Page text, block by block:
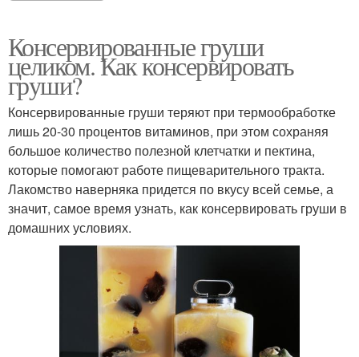
Консервированные груши
целиком. Как консервировать
груши?
Консервированные груши теряют при термообработке
лишь 20-30 процентов витаминов, при этом сохраняя
большое количество полезной клетчатки и пектина,
которые помогают работе пищеварительного тракта.
Лакомство наверняка придется по вкусу всей семье, а
значит, самое время узнать, как консервировать груши в
домашних условиях.